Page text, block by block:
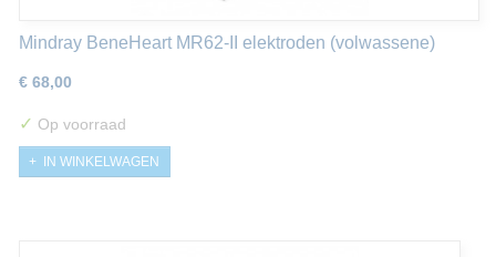
Mindray BeneHeart MR62-II elektroden (volwassene)
€ 68,00
✓ Op voorraad
IN WINKELWAGEN